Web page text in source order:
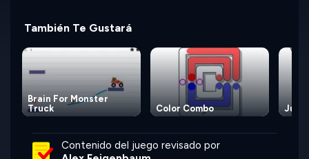
También Te Gustará
Brain For Monster
Truck
Color Combo
Contenido del juego revisado por